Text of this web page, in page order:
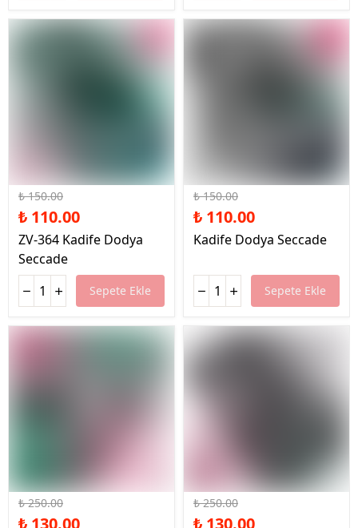
₺ 150.00
₺ 110.00
ZV-364 Kadife Dodya
Seccade
Sepete Ekle
₺ 150.00
₺ 110.00
Kadife Dodya Seccade
Sepete Ekle
%48 İndirim
₺ 250.00
₺ 130.00
₺ 250.00
₺ 130.00